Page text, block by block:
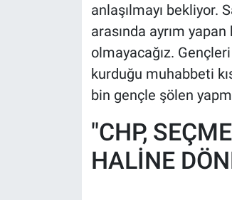
anlaşılmayı bekliyor.
arasında ayrım
olmayacağız.
kurduğu muhabbeti
bin gençle şölen
"CHP,
HALİNE
Teknoloji
Türkiye'nin Geleceği
Türkiye'nin Gündemi
Yerel Gündem
Yerel Yaşam